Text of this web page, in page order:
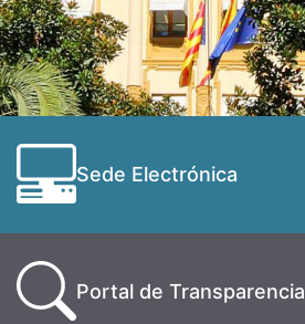
Sede Electrónica
Portal de Transparencia